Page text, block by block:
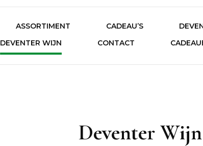
ASSORTIMENT CADEAU’S
DEVENTER WIJN
CONTACT
Deventer Wijn